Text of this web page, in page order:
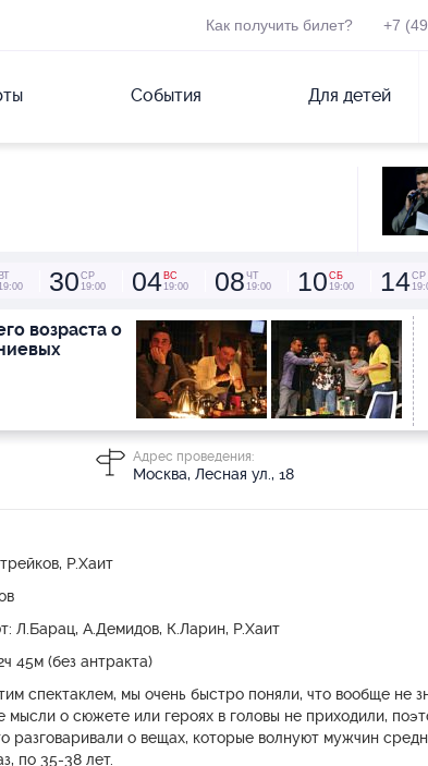
Как получить билет? +7
События Для детей
ВТ
30 СР
19:00
04 ВС
19:00
08 ЧТ
19:00
10 СБ
19:00
14СР
возраста о
Адрес проведения:
Москва, Лесная ул., 18
Р.Хаит
Л.Барац, А.Демидов, К.Ларин, Р.Хаит
45м (без антракта)
спектаклем, мы очень быстро поняли, что вообще не
мысли о сюжете или героях в головы не приходили,
разговаривали о вещах, которые волнуют мужчин
по 35-38 лет.